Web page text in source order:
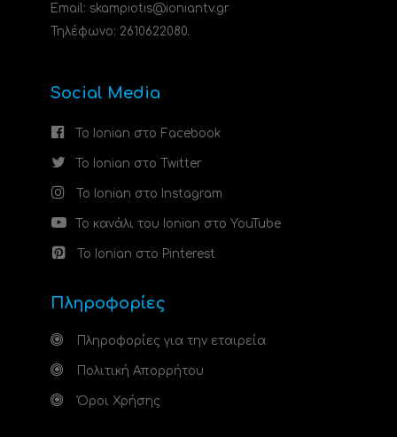
Email: skampiotis@ioniantv.gr
Τηλέφωνο: 2610622080.
Social Media
Το Ionian στο Facebook
Το Ionian στο Twitter
Το Ionian στο Instagram
Το κανάλι του Ionian στο YouTube
Το Ionian στο Pinterest
Πληροφορίες
Πληροφορίες για την εταιρεία
Πολιτική Απορρήτου
Όροι Χρήσης